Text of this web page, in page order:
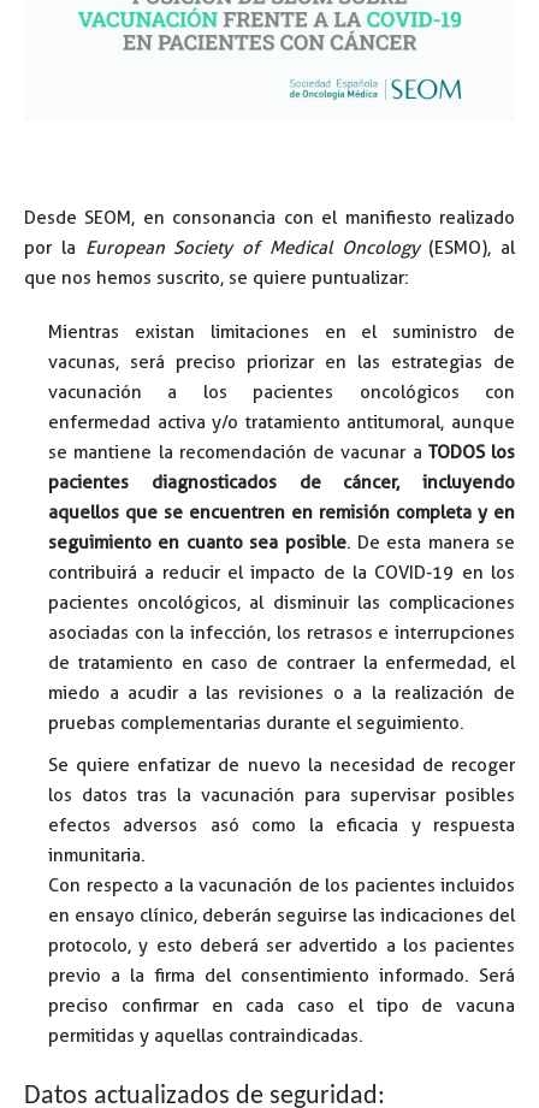
Desde SEOM, en consonancia con el manifiesto realizado
por la European Society of Medical Oncology(ESMO), al
que nos hemos suscrito, se quiere puntualizar:
Mientras existan limitaciones en el suministro de
vacunas, será preciso priorizar en las estrategias de
vacunación a los pacientes oncológicos con
enfermedad activa y/o tratamiento antitumoral, aunque
se mantiene la recomendación de vacunar a TODOS los
pacientes diagnosticados de cáncer, incluyendo
aquellos que se encuentren en remisión completa y en
seguimiento en cuanto sea posible. De esta manera se
contribuirá a reducir el impacto de la COVID-19 en los
pacientes oncológicos, al disminuir las complicaciones
asociadas con la infección, los retrasos e interrupciones
de tratamiento en caso de contraer la enfermedad, el
miedo a acudir a las revisiones o a la realización de
pruebas complementarias durante el seguimiento.
Se quiere enfatizar de nuevo la necesidad de recoger
los datos tras la vacunación para supervisar posibles
efectos adversos asó como la eficacia y respuesta
inmunitaria.
Con respecto a la vacunación de los pacientes incluidos
en ensayo clínico, deberán seguirse las indicaciones del
protocolo, y esto deberá ser advertido a los pacientes
previo a la firma del consentimiento informado. Será
preciso confirmar en cada caso el tipo de vacuna
permitidas y aquellas contraindicadas.
Datos actualizados de seguridad: